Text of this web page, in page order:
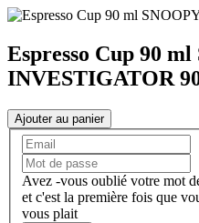
Espresso Cup 90
INVESTIGATOR
Ajouter au panier
Avez -vous oublié votre mot
et c'est la première fois que
vous plait